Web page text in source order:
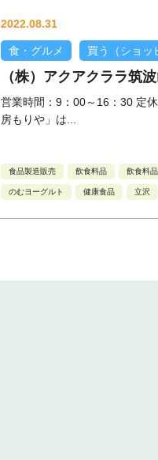
2022.08.31
食・グルメ 買う（ショッ
（株）アクアクララ筑
営業時間：9：00～16：30 定
房もりや」は...
食品製造販売 飲食料品 飲食料品
のむヨーグルト 健康食品 立沢